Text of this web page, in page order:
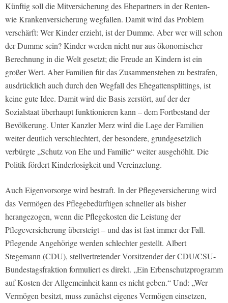
Künftig soll die Mitversicherung des Ehepartners in der Renten-
wie Krankenversicherung wegfallen. Damit wird das Problem
verschärft: Wer Kinder erzieht, ist der Dumme. Aber wer will schon
der Dumme sein? Kinder werden nicht nur aus ökonomischer
Berechnung in die Welt gesetzt; die Freude an Kindern ist ein
großer Wert. Aber Familien für das Zusammenstehen zu bestrafen,
ausdrücklich auch durch den Wegfall des Ehegattensplittings, ist
keine gute Idee. Damit wird die Basis zerstört, auf der der
Sozialstaat überhaupt funktionieren kann – dem Fortbestand der
Bevölkerung. Unter Kanzler Merz wird die Lage der Familien
weiter deutlich verschlechtert, der besondere, grundgesetzlich
verbürgte „Schutz von Ehe und Familie“ weiter ausgehöhlt. Die
Politik fördert Kinderlosigkeit und Vereinzelung.
Auch Eigenvorsorge wird bestraft. In der Pflegeversicherung wird
das Vermögen des Pflegebedürftigen schneller als bisher
herangezogen, wenn die Pflegekosten die Leistung der
Pflegeversicherung übersteigt – und das ist fast immer der Fall.
Pflegende Angehörige werden schlechter gestellt. Albert
Stegemann (CDU), stellvertretender Vorsitzender der CDU/CSU-
Bundestagsfraktion formuliert es direkt. „Ein Erbenschutzprogramm
auf Kosten der Allgemeinheit kann es nicht geben.“ Und: „Wer
Vermögen besitzt, muss zunächst eigenes Vermögen einsetzen,